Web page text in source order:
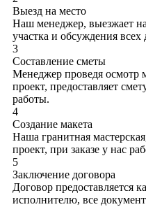
Выезд на место
Наш менеджер, выезжает на
участка и обсуждения всех
3
Составление сметы
Менеджер проведя осмотр
проект, предоставляет
работы.
4
Создание макета
Наша гранитная
проект, при заказе у нас
5
Заключение договора
Договор предоставляется
исполнителю, все